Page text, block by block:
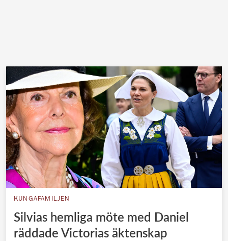
KUNGAFAMILJEN
Silvias hemliga möte med Daniel
räddade Victorias äktenskap